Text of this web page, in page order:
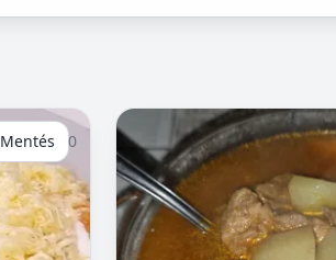
Mentés 0